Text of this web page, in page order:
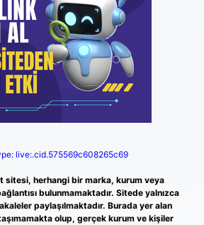
live:.cid.575569c608265c69
sitesi, herhangi bir marka, kurum veya
bulunmamaktadır. Sitede yalnızca
paylaşılmaktadır. Burada yer alan
olup, gerçek kurum ve kişiler